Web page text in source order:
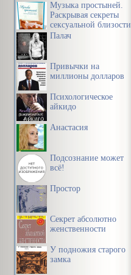
Музыка простыней.
Раскрывая секреты
сексуальной близости
в браке
Палач
Привычки на
миллионы долларов
Психологическое
айкидо
Анастасия
Подсознание может
всё!
Простор
Секрет абсолютно
женственности
У подножия старого
замка